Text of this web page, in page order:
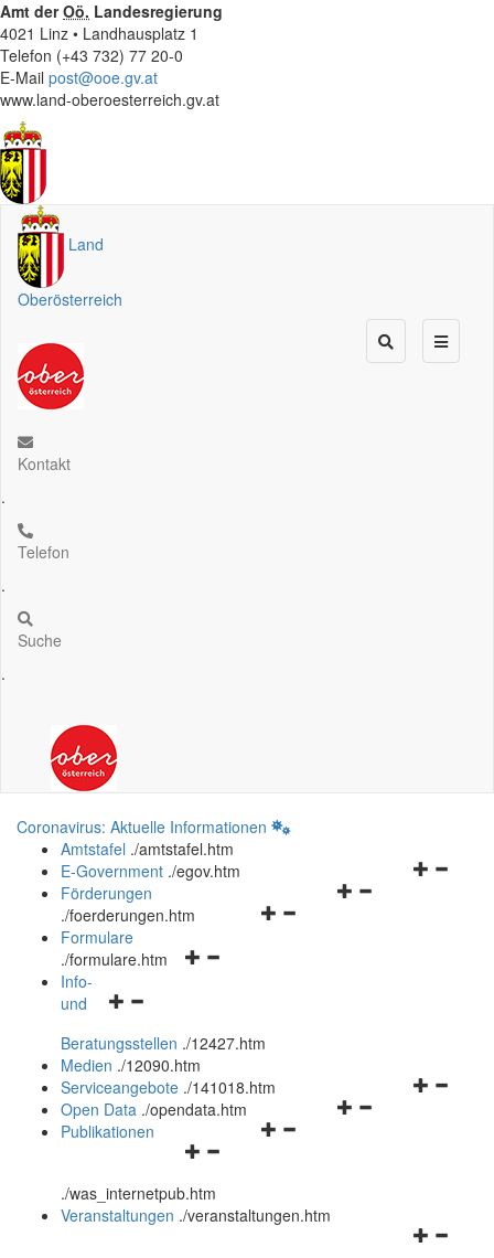
Amt derOö. Landesregierung
4021 Linz • Landhausplatz 1
Telefon (+43 732) 77 20-0
E-Mail post@ooe.gv.at
www.land-oberoesterreich.gv.at
Land
Oberösterreich
Kontakt
.
Telefon
.
Suche
.
Coronavirus: Aktuelle Informationen
Amtstafel ./amtstafel.htm
Navigationsmenü
E-Government ./egov.htm
Navigationsmenü
Förderungen
./foerderungen.htm
Navigationsmenü
Formulare
./formulare.htm
Navigationsmenü
und
schließen
Info-
und
Beratungsstellen ./12427.htm
Medien ./12090.htm
Navigationsmenü
Serviceangebote ./141018.htm
Navigationsmenü
Open Data ./opendata.htm
Navigationsmenü
und
schließen
Publikationen
./was_internetpub.htm
Veranstaltungen ./veranstaltungen.htm